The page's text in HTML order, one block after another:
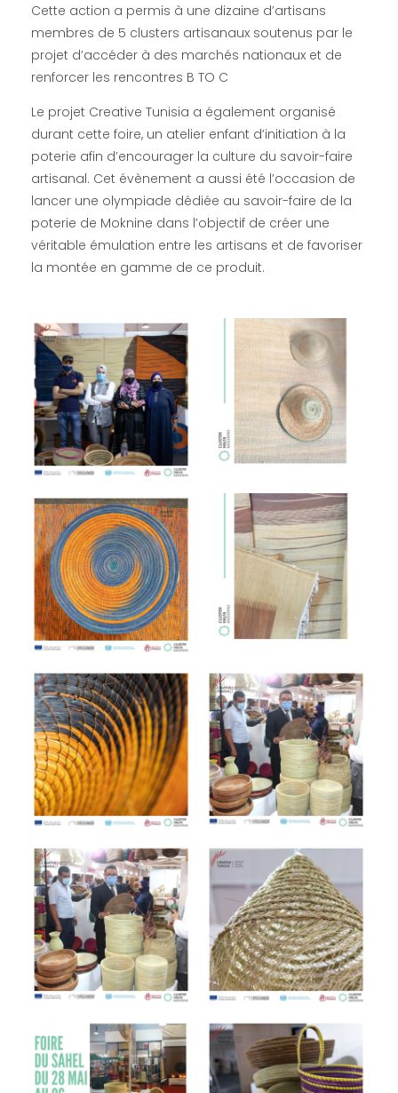
Cette action a permis à une dizaine d’artisans
membres de 5 clusters artisanaux soutenus par le
projet d’accéder à des marchés nationaux et de
renforcer les rencontres B TO C
Le projet Creative Tunisia a également organisé
durant cette foire, un atelier enfant d’initiation à la
poterie afin d’encourager la culture du savoir-faire
artisanal. Cet évènement a aussi été l’occasion de
lancer une olympiade dédiée au savoir-faire de la
poterie de Moknine dans l’objectif de créer une
véritable émulation entre les artisans et de favoriser
la montée en gamme de ce produit.